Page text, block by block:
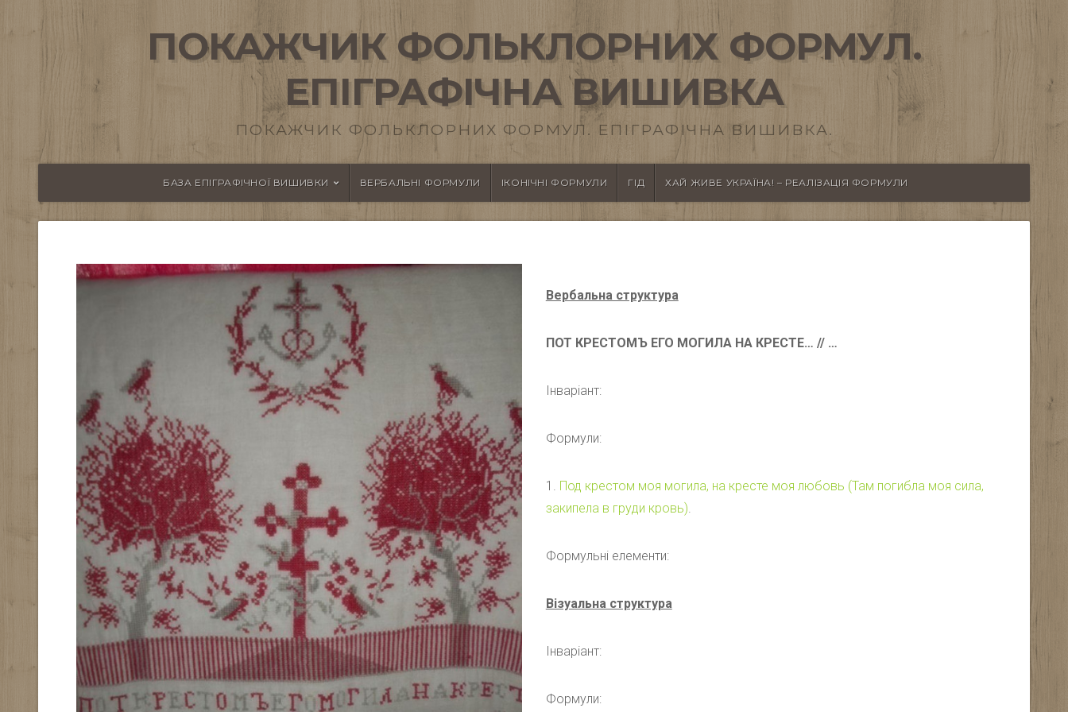
ПОКАЖЧИК ФОЛЬКЛОРНИХ ФОРМУЛ.
ЕПІГРАФІЧНА ВИШИВКА
ПОКАЖЧИК ФОЛЬКЛОРНИХ ФОРМУЛ. ЕПІГРАФІЧНА ВИШИВКА.
БАЗА ЕПІГРАФІЧНОЇ ВИШИВКИ ВЕРБАЛЬНІ ФОРМУЛИ ІКОНІЧНІ ФОРМУЛИ ГІД ХАЙ ЖИВЕ УКРАЇНА! – РЕАЛІЗАЦІЯ ФОРМУЛИ
Вербальна структура
ПОТ КРЕСТОМЪ ЕГО МОГИЛА НА КРЕСТЕ… // …
Інваріант:
Формули:
1. Под крестом моя могила, на кресте моя любовь (Там погибла моя сила,
закипела в груди кровь).
Формульні елементи:
Візуальна структура
Інваріант:
Формули: